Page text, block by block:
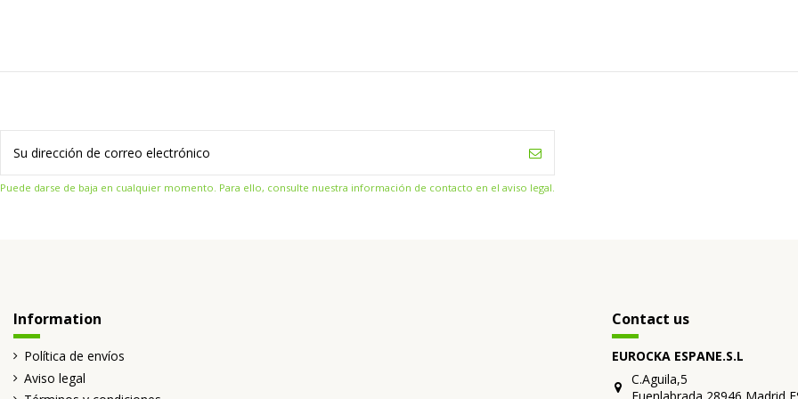
Puede darse de baja en cualquier momento. Para ello, consulte nuestra información de contacto en el aviso legal.
Information
Política de envíos
Aviso legal
Contact us
EUROCKA ESPANE.S.L
C.Aguila,5